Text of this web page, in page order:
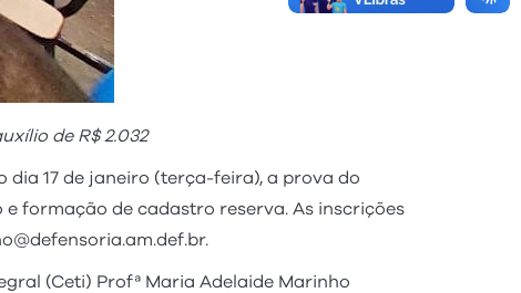
de R$ 2.032
dia 17 de janeiro (terça-feira), a prova do
formação de cadastro reserva. As inscrições
(Ceti) Profª Maria Adelaide Marinho